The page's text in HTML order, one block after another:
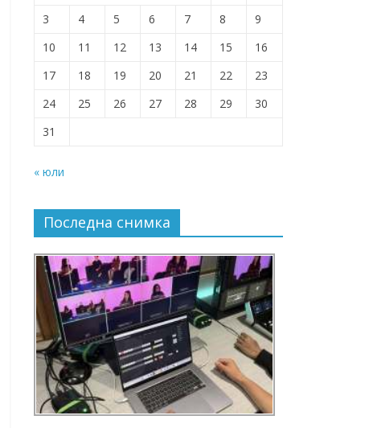
3
4 5 6 7 8
9
10
11 12 13 14 15
16
17
18 19 20 21 22
23
24
25 26 27 28 29
30
31
« юли
Последна снимка